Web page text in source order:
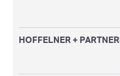
HOFFELNER +